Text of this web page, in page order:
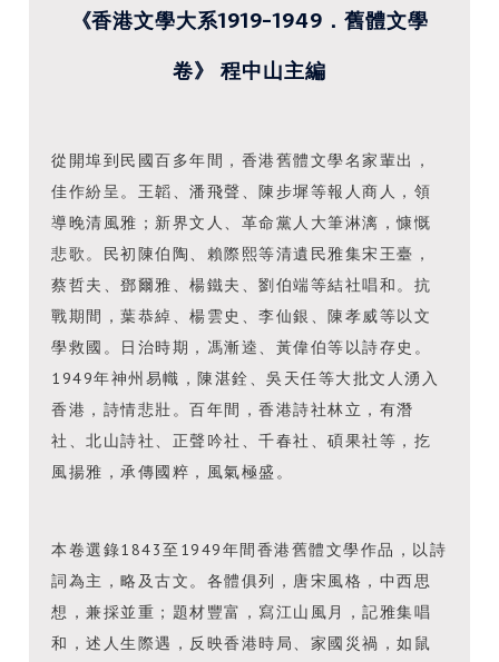
《香港文學大系1919-1949．舊體文學
卷》 程中山主編
從開埠到民國百多年間，香港舊體文學名家輩出，
佳作紛呈。王韜、潘飛聲、陳步墀等報人商人，領
導晚清風雅；新界文人、革命黨人大筆淋漓，慷慨
悲歌。民初陳伯陶、賴際熙等清遺民雅集宋王臺，
蔡哲夫、鄧爾雅、楊鐵夫、劉伯端等結社唱和。抗
戰期間，葉恭綽、楊雲史、李仙銀、陳孝威等以文
學救國。日治時期，馮漸逵、黃偉伯等以詩存史。
1949年神州易幟，陳湛銓、吳天任等大批文人湧入
香港，詩情悲壯。百年間，香港詩社林立，有潛
社、北山詩社、正聲吟社、千春社、碩果社等，扢
風揚雅，承傳國粹，風氣極盛。
本卷選錄1843至1949年間香港舊體文學作品，以詩
詞為主，略及古文。各體俱列，唐宋風格，中西思
想，兼採並重；題材豐富，寫江山風月，記雅集唱
和，述人生際遇，反映香港時局、家國災禍，如鼠